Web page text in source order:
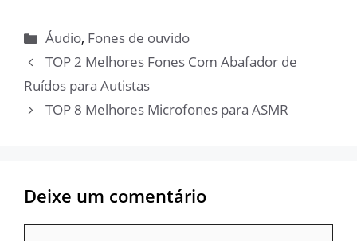
Categorias
Áudio, Fones de ouvido
TOP 2 Melhores Fones Com Abafador de
Ruídos para Autistas
TOP 8 Melhores Microfones para ASMR
Deixe um comentário